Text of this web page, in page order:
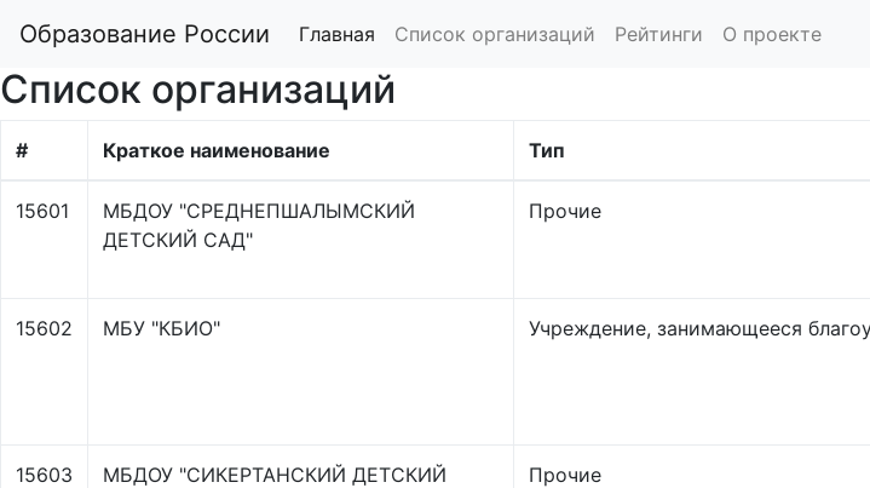
Образование России Главная Список организаций Рейтинги О проекте
Список организаций
# Краткое наименование Тип
15601
МБДОУ "СРЕДНЕПШАЛЫМСКИЙ
ДЕТСКИЙ САД"
Прочие
15602 МБУ "КБИО" Учреждение, занимающееся
15603
МБДОУ "СИКЕРТАНСКИЙ ДЕТСКИЙ
Прочие